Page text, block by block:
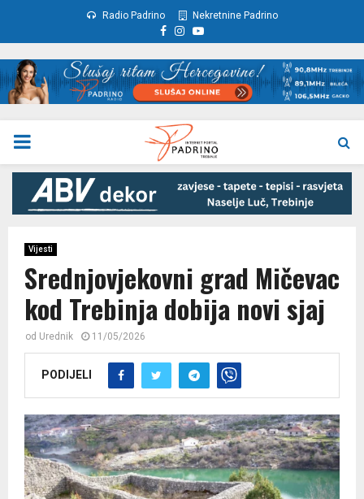
Radio Padrino Nekretnine Padrino
Facebook
Instagram
Youtube
PRIMARY
MENU
Vijesti
Srednjovjekovni grad Mičevac
kod Trebinja dobija novi sjaj
od Urednik 11/05/2026
PODIJELI